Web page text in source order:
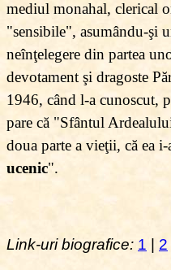
mediul monahal, clerical
"sensibile", asumându-şi
neînţelegere din partea
devotament şi dragoste
1946, când l-a cunoscut,
pare că "Sfântul
doua parte a vieţii, că ea
ucenic".
Link-uri biografice: 1 2